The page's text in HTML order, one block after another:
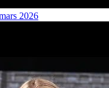
2026